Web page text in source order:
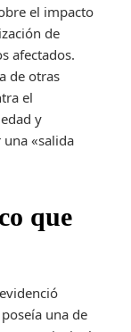
el impacto
de
afectados.
de otras
el
y
una «salida
que
una de